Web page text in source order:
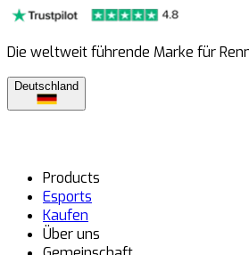
Die weltweit führende Marke für
Deutschland
Products
Esports
Kaufen
Über uns